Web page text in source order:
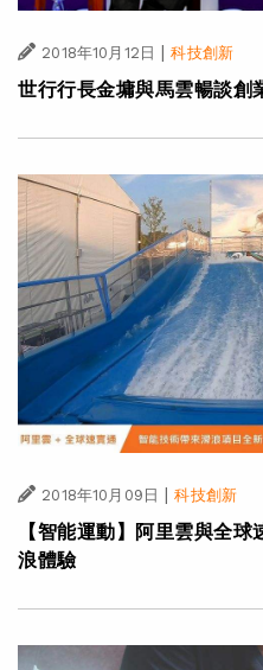
2018年10月12日 | 科技創新
世行行長金墉與馬雲暢談創
2018年10月09日 | 科技創新
【智能運動】阿里雲與全
浪體驗